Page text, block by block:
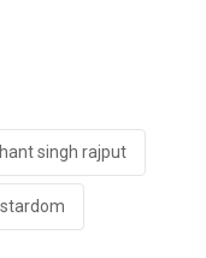
singh rajput